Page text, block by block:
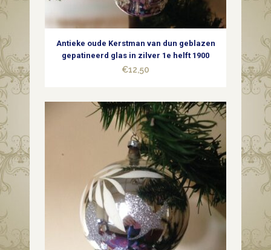
Antieke oude Kerstman van dun geblazen
gepatineerd glas in zilver 1e helft 1900
€12,50